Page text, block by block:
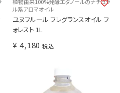
ル系アロマオイル
ユヌフルール フレグランスオイル フ
ォレスト 1L
¥ 4,180 税込